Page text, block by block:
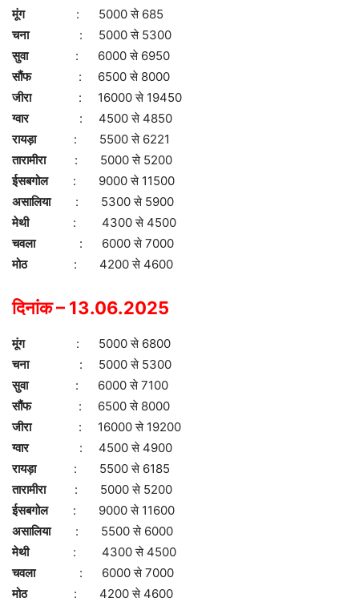
मूंग: 5000 से 685
चना : 5000 से 5300
सुवा : 6000 से 6950
सौंफ
: 6500 से 8000
जीरा : 16000 से 19450
ग्वार
: 4500 से 4850
रायड़ा : 5500 से 6221
तारामीरा: 5000 से 5200
ईसबगोल
: 9000 से 11500
असालिया : 5300 से 5900
मेथी : 4300 से 4500
चवला : 6000 से 7000
मोठ
: 4200 से 4600
दिनांक – 13.06.2025
मूंग: 5000 से 6800
चना : 5000 से 5300
सुवा : 6000 से 7100
सौंफ
: 6500 से 8000
जीरा : 16000 से 19200
ग्वार
: 4500 से 4900
रायड़ा : 5500 से 6185
तारामीरा: 5000 से 5200
ईसबगोल
: 9000 से 11600
असालिया : 5500 से 6000
मेथी : 4300 से 4500
चवला : 6000 से 7000
मोठ
: 4200 से 4600